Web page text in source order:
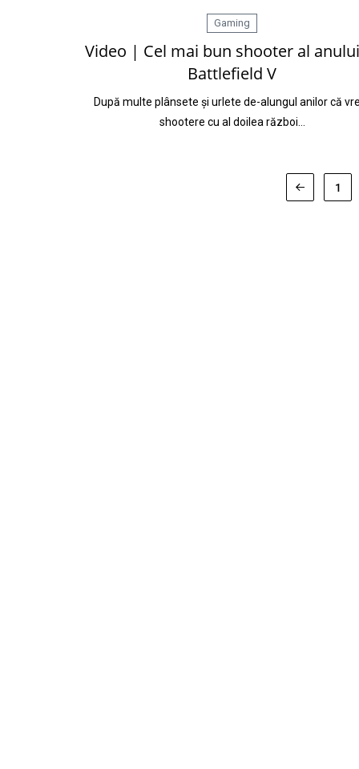
Gaming
Video | Cel mai bun shooter al
Battlefield V
După multe plânsete și urlete de-alungul anilor că
shootere cu al doilea război…
1